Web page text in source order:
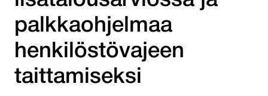
palkkaohjelmaa
henkilöstövajeen
taittamiseksi